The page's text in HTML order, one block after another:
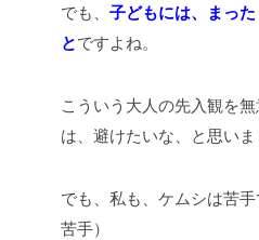
でも、 子どもには、まっ
とですよね。
こういう大人の先入観を
は、避けたいな、と思いま
でも、私も、ケムシは苦手
苦手）